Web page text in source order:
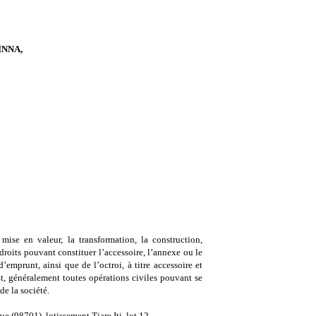
en valeur, la transformation, la construction,
pouvant constituer l’accessoire, l’annexe ou le
ainsi que de l’octroi, à titre accessoire et
généralement toutes opérations civiles pouvant se
la société.